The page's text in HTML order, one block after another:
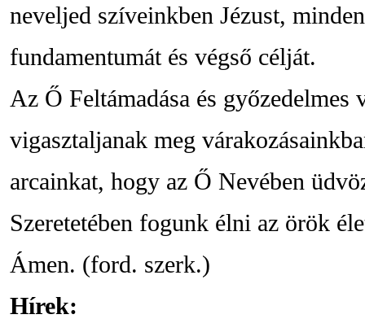
neveljed szíveinkben Jézust,
fundamentumát és végső célját.
Az Ő Feltámadása és győzedelmes
vigasztaljanak meg
arcainkat, hogy az Ő Nevében
Szeretetében fogunk élni az örök
Ámen. (ford. szerk.)
Hírek: